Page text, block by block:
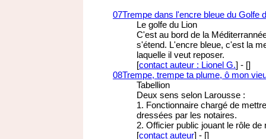
07Trempe dans l'encre bleue du Golfe
Le golfe du Lion
C'est au bord de la
s'étend. L'encre bleue, c'est la
laquelle il veut reposer.
[contact auteur : Lionel G.] - []
08Trempe, trempe ta plume, ô mon
Tabellion
Deux sens selon Larousse :
1. Fonctionnaire chargé de
dressées par les notaires.
2. Officier public jouant le rôle
[contact auteur] - []